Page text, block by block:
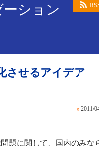
ション
させるアイデア
» 2011/
題に関して、国内のみな